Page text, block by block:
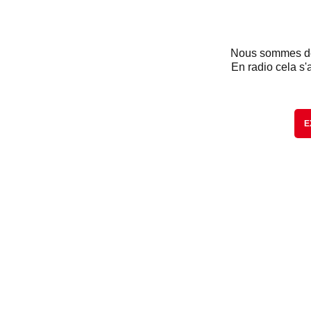
Nous sommes
En radio cela